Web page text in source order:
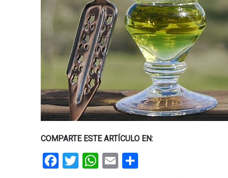
COMPARTE ESTE ARTÍCULO EN:
Facebook
Twitter
WhatsApp
Email